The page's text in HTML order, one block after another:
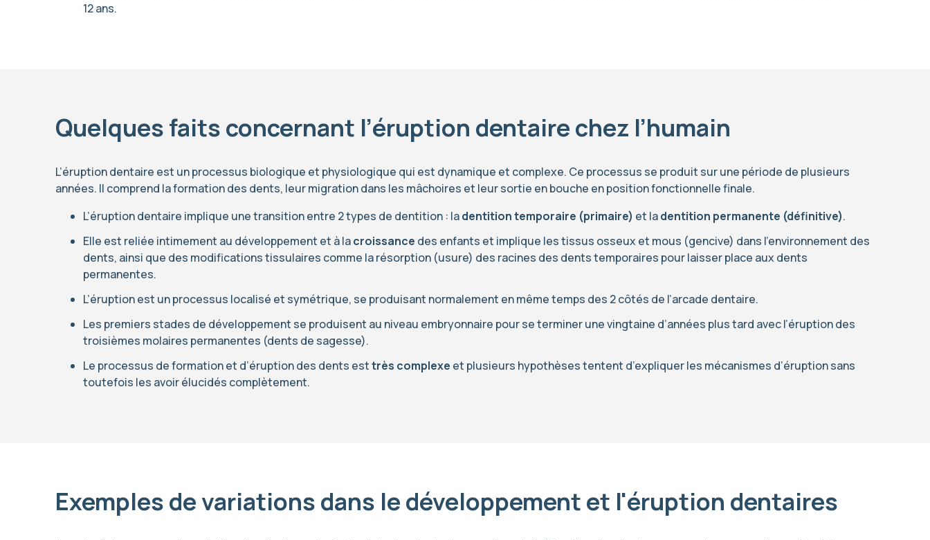
12 ans.
Quelques faits concernant l’éruption dentaire chez l’humain
L’éruption dentaire est un processus biologique et physiologique qui est dynamique et complexe. Ce processus se produit sur une période de plusieurs
années. Il comprend la formation des dents, leur migration dans les mâchoires et leur sortie en bouche en position fonctionnelle finale.
L’éruption dentaire implique une transition entre 2 types de dentition : ladentition temporaire (primaire) et ladentition permanente (définitive).
Elle est reliée intimement au développement et à lacroissance des enfants et implique les tissus osseux et mous (gencive) dans l’environnement des
dents, ainsi que des modifications tissulaires comme la résorption (usure) des racines des dents temporaires pour laisser place aux dents
permanentes.
L’éruption est un processus localisé et symétrique, se produisant normalement en même temps des 2 côtés de l’arcade dentaire.
Les premiers stades de développement se produisent au niveau embryonnaire pour se terminer une vingtaine d’années plus tard avec l’éruption des
troisièmes molaires permanentes (dents de sagesse).
Le processus de formation et d’éruption des dents esttrès complexe et plusieurs hypothèses tentent d’expliquer les mécanismes d’éruption sans
toutefois les avoir élucidés complètement.
Exemples de variations dans le développement et l'éruption dentaires